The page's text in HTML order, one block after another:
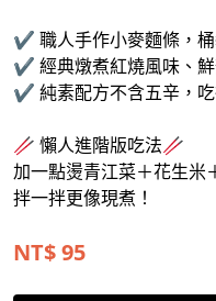
✔ 職人手作小麥麵條，
✔ 經典燉煮紅燒風味、
✔ 純素配方不含五辛，
🥢 懶人進階版吃法🥢
加一點燙青江菜＋花生米
拌一拌更像現煮！
NT$95